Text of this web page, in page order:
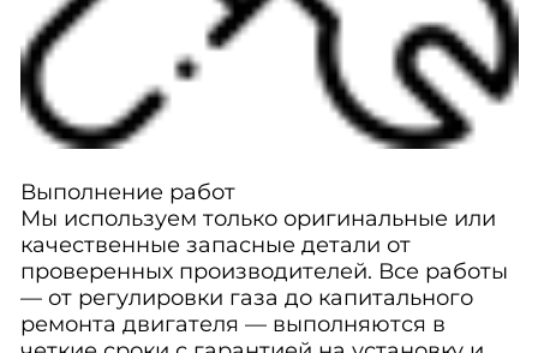
Выполнение работ
Мы используем только оригинальные или
качественные запасные детали от
проверенных производителей. Все работы
— от регулировки газа до капитального
ремонта двигателя — выполняются в